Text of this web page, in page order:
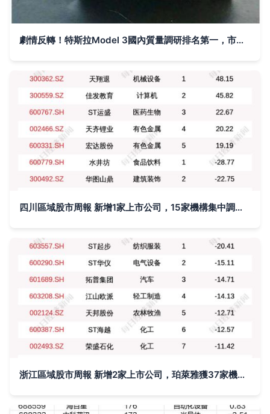
劇情反轉！特斯拉Model 3國內質量調研排名第一，市場調查揭示認知轉變
四川區域股市周報 新增1家上市公司，15家機構集中調研振芯科技
浙江區域股市周報 新增2家上市公司，珀萊雅獲37家機構密集調研